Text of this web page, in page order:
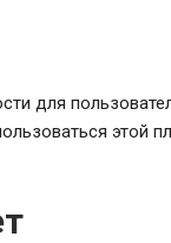
для
этой